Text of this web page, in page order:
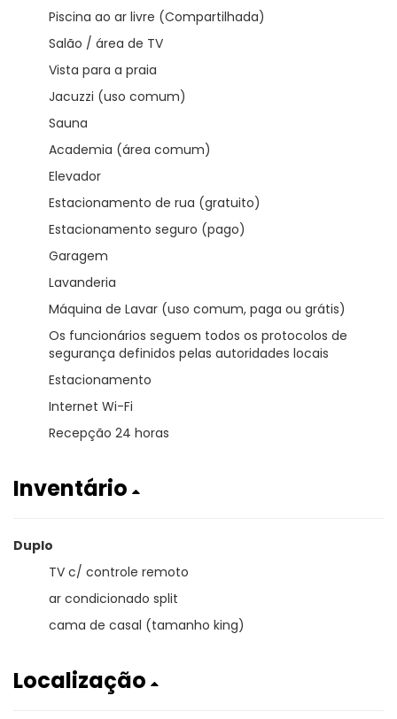
Piscina ao ar livre (Compartilhada)
Salão / área de TV
Vista para a praia
Jacuzzi (uso comum)
Sauna
Academia (área comum)
Elevador
Estacionamento de rua (gratuito)
Estacionamento seguro (pago)
Garagem
Lavanderia
Máquina de Lavar (uso comum, paga ou grátis)
Os funcionários seguem todos os protocolos de
segurança definidos pelas autoridades locais
Estacionamento
Internet Wi-Fi
Recepção 24 horas
Inventário
Duplo
TV c/ controle remoto
ar condicionado split
cama de casal (tamanho king)
Localização